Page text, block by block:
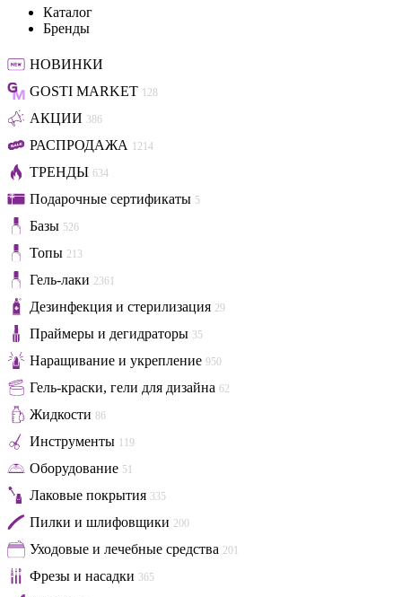
Каталог
Бренды
НОВИНКИ
GOSTI MARKET 128
АКЦИИ 386
РАСПРОДАЖА 1214
ТРЕНДЫ 634
Подарочные сертификаты 5
Базы 526
Топы 213
Гель-лаки 2361
Дезинфекция и стерилизация 29
Праймеры и дегидраторы 35
Наращивание и укрепление 950
Гель-краски, гели для дизайна 62
Жидкости 86
Инструменты 119
Оборудование 51
Лаковые покрытия 335
Пилки и шлифовщики 200
Уходовые и лечебные средства 201
Фрезы и насадки 365